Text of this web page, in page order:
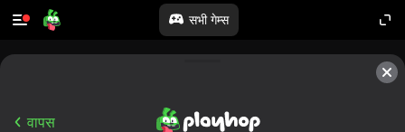
सभी गेम्स
वापस